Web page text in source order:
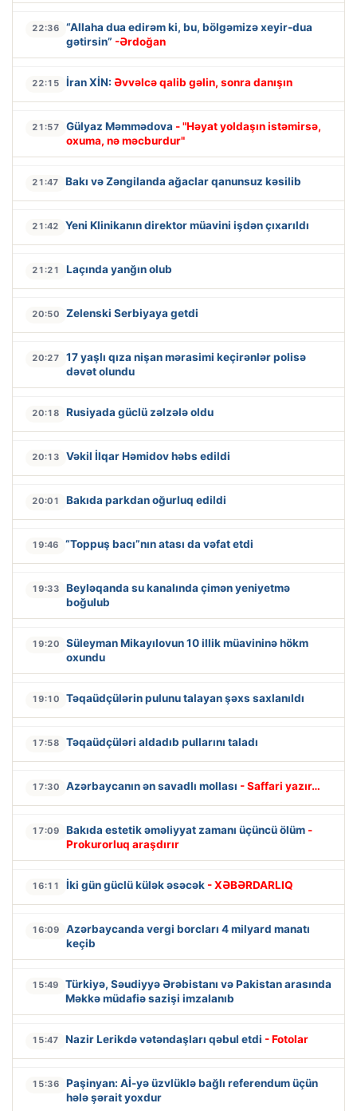
22:36
“Allaha dua edirəm ki, bu, bölgəmizə xeyir-dua
gətirsin” -Ərdoğan
22:15 İran XİN: Əvvəlcə qalib gəlin, sonra danışın
21:57 Gülyaz Məmmədova - "Həyat yoldaşın istəmirsə,
oxuma, nə məcburdur"
21:47 Bakı və Zəngilanda ağaclar qanunsuz kəsilib
21:42 Yeni Klinikanın direktor müavini işdən çıxarıldı
21:21 Laçında yanğın olub
20:50 Zelenski Serbiyaya getdi
20:27
17 yaşlı qıza nişan mərasimi keçirənlər polisə
dəvət olundu
20:18 Rusiyada güclü zəlzələ oldu
20:13 Vəkil İlqar Həmidov həbs edildi
20:01 Bakıda parkdan oğurluq edildi
19:46 “Toppuş bacı”nın atası da vəfat etdi
19:33
Beyləqanda su kanalında çimən yeniyetmə
boğulub
19:20
Süleyman Mikayılovun 10 illik müavininə hökm
oxundu
19:10 Təqaüdçülərin pulunu talayan şəxs saxlanıldı
17:58 Təqaüdçüləri aldadıb pullarını taladı
17:30 Azərbaycanın ən savadlı mollası - Saffari yazır…
17:09 Bakıda estetik əməliyyat zamanı üçüncü ölüm -
Prokurorluq araşdırır
16:11 İki gün güclü külək əsəcək - XƏBƏRDARLIQ
16:09
Azərbaycanda vergi borcları 4 milyard manatı
keçib
15:49
Türkiyə, Səudiyyə Ərəbistanı və Pakistan arasında
Məkkə müdafiə sazişi imzalanıb
15:47 Nazir Lerikdə vətəndaşları qəbul etdi - Fotolar
15:36
Paşinyan: Aİ-yə üzvlüklə bağlı referendum üçün
hələ şərait yoxdur